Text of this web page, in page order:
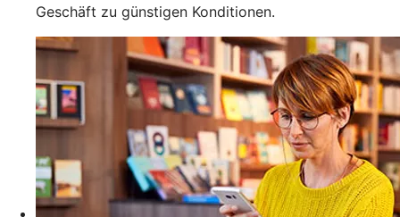
Geschäft zu günstigen Konditionen.